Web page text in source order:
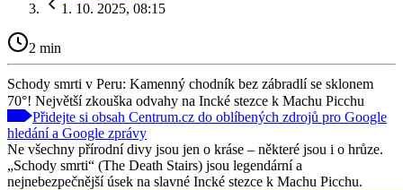
1. 10. 2025, 08:15
2 min
Schody smrti v Peru: Kamenný chodník bez zábradlí se sklonem
70°! Největší zkouška odvahy na Incké stezce k Machu Picchu
Přidejte si obsah Centrum.cz do oblíbených zdrojů pro Google
hledání a Google zprávy
Ne všechny přírodní divy jsou jen o kráse – některé jsou i o hrůze.
„Schody smrti“ (The Death Stairs) jsou legendární a
nejnebezpečnější úsek na slavné Incké stezce k Machu Picchu.